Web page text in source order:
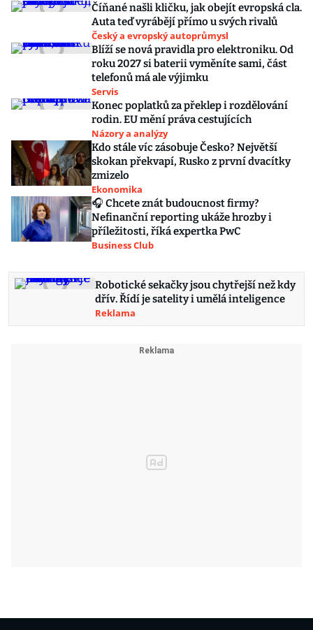
Číňané našli kličku, jak obejít evropská cla.
Auta teď vyrábějí přímo u svých rivalů
Český a evropský autoprůmysl
Blíží se nová pravidla pro elektroniku. Od
roku 2027 si baterii vyměníte sami, část
telefonů má ale výjimku
Servis
Konec poplatků za překlep i rozdělování
rodin. EU mění práva cestujících
Názory a analýzy
Kdo stále víc zásobuje Česko? Největší
skokan překvapí, Rusko z první dvacítky
zmizelo
Ekonomika
🎧 Chcete znát budoucnost firmy?
Nefinanční reporting ukáže hrozby i
příležitosti, říká expertka PwC
Business Club
Robotické sekačky jsou chytřejší než kdy
dřív. Řídí je satelity i umělá inteligence
Reklama